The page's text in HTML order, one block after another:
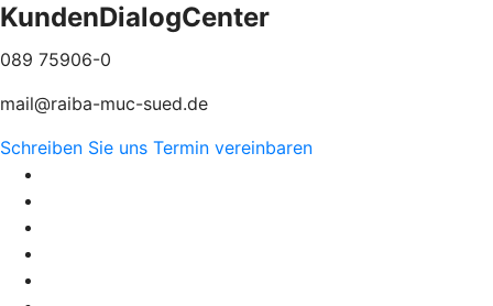
KundenDialogCenter
089 75906-0
mail@raiba-muc-sued.de
Schreiben Sie uns Termin vereinbaren